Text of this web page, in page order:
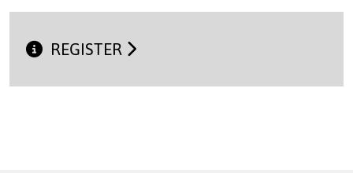
REGISTER